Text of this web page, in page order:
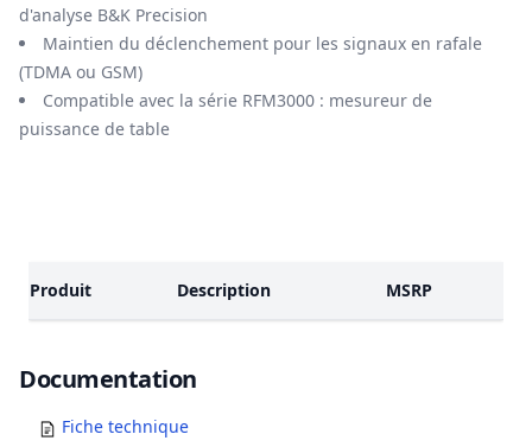
d'analyse B&K Precision
Maintien du déclenchement pour les signaux en rafale
(TDMA ou GSM)
Compatible avec la série RFM3000 : mesureur de
puissance de table
Produit
Description MSRP
Documents
Documentation
Fiche technique